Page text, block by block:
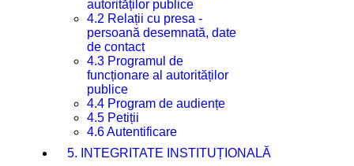
autorităților publice
4.2 Relații cu presa -
persoană desemnată, date
de contact
4.3 Programul de
funcționare al autorităților
publice
4.4 Program de audiențe
4.5 Petiții
4.6 Autentificare
5. INTEGRITATE INSTITUȚIONALĂ